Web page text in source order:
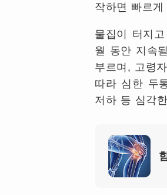
작하면 빠르
물집이 터지
월 동안 지속
부르며, 고령
따라 심한 두
저하 등 심각